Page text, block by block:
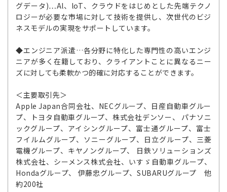
グデータ)…Al、loT、クラウドをはじめとした先端テクノ
ロジーが必要な市場に対して技術を提供し、次世代のビジ
ネスモデルの実現をサポートしています。
◆エンジニア派遣…各分野に特化した専門性の高いエンジ
ニアが多く在籍しており、クライアントことに異なるニー
ズに対しても柔軟かつ的確に対応することができます。
＜主要取引先＞
Apple Japan合同会社、NECグループ、日産自動車グルー
プ、トヨタ自動車グループ、株式会社デンソー、 パナソニ
ックグループ、アイシングループ、富士通グループ、富士
フイルムグループ、ソニーグループ、日立グループ、三菱
電機グループ、キヤノングループ、 日鉄ソリューションズ
株式会社、シーメンス株式会社、いすゞ自動車グループ、
Hondaグループ、 伊藤忠グループ、SUBARUグループ 他
約200社